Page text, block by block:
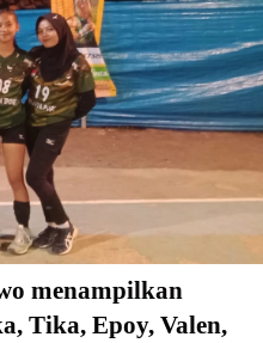
menampilkan
Tika, Epoy, Valen,